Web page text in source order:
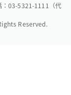
：03-5321-1111（代
Reserved.